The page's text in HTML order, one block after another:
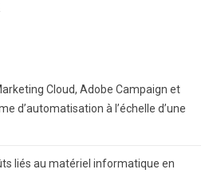
Cloud, Adobe Campaign et
d’automatisation à l’échelle d’une
liés au matériel informatique en